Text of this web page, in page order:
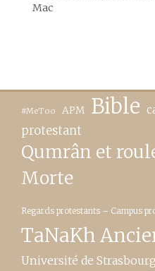
Mac
#MeToo APM Bible
protestant
Qumrân et
Morte
Regards protestants – Campus
TaNaKh
Université de Strasbourg